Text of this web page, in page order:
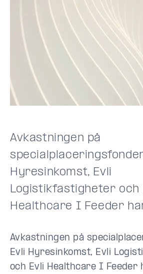
Avkastningen på
Hyresinkomst, Evli
Logistikfastigheter och
Healthcare I Feeder
Avkastningen på
Evli Hyresinkomst, Evli
och Evli Healthcare I Feeder